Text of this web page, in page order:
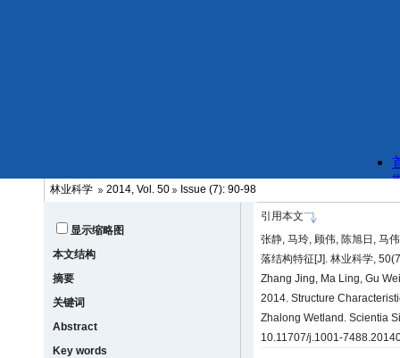
林业科学 2014, Vol. 50 Issue (7): 90-98
显示缩略图
本文结构
摘要
关键词
Abstract
Key words
引用本文
张静, 马玲, 顾伟, 陈旭日, 马
落结构特征[J]. 林业科学,
Zhang Jing, Ma Ling, Gu
2014. Structure
Zhalong Wetland. Scientia
10.11707/j.1001-